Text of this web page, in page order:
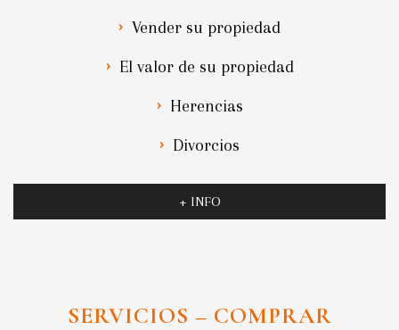
Vender su propiedad
El valor de su propiedad
Herencias
Divorcios
+ INFO
SERVICIOS – COMPRAR